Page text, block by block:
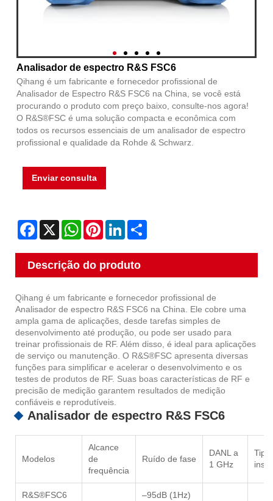
Analisador de espectro R&S FSC6
Qihang é um fabricante e fornecedor profissional de
Analisador de Espectro R&S FSC6 na China, se você está
procurando o produto com preço baixo, consulte-nos agora!
O R&S®FSC é uma solução compacta e econômica com
todos os recursos essenciais de um analisador de espectro
profissional e qualidade da Rohde & Schwarz.
Enviar consulta
Facebook
X WhatsAppPinterestLinkedIn
Descrição do produto
Qihang é um fabricante e fornecedor profissional de
Analisador de espectro R&S FSC6 na China. Ele cobre uma
ampla gama de aplicações, desde tarefas simples de
desenvolvimento até produção, ou pode ser usado para
treinar profissionais de RF. Além disso, é ideal para aplicações
de serviço ou manutenção. O R&S®FSC apresenta diversas
funções para simplificar e acelerar o desenvolvimento e os
testes de produtos de RF. Suas boas características de RF e
precisão de medição garantem resultados de medição
confiáveis ​​e reprodutíveis.
Analisador de espectro R&S FSC6
Modelos
Alcance
de
frequência
Ruído de fase
DANL a
1 GHz
Tipo
R&S®FSC6
–95dB (1Hz)